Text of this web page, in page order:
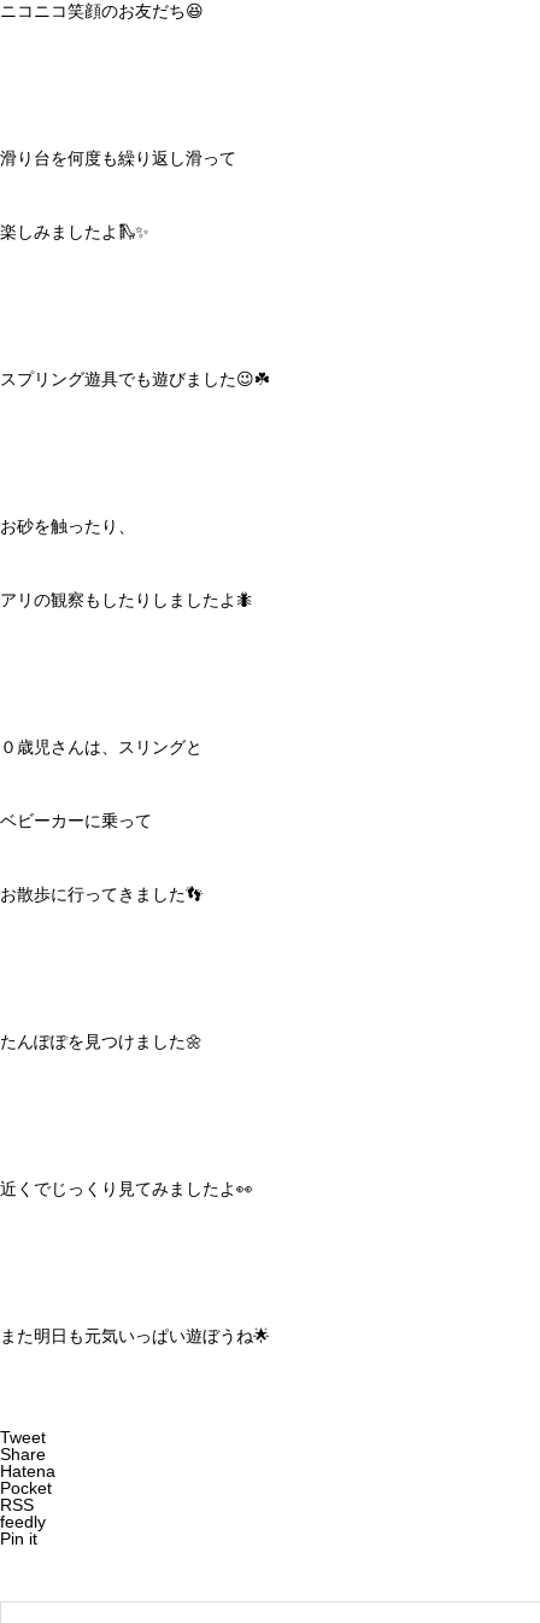
ニコニコ笑顔のお友だち😆
滑り台を何度も繰り返し滑って
楽しみましたよ🛝✨
スプリング遊具でも遊びました😉☘️
お砂を触ったり、
アリの観察もしたりしましたよ🐜
０歳児さんは、スリングと
ベビーカーに乗って
お散歩に行ってきました👣
たんぽぽを見つけました🌼
近くでじっくり見てみましたよ👀
また明日も元気いっぱい遊ぼうね🌟
Tweet
Share
Hatena
Pocket
RSS
feedly
Pin it